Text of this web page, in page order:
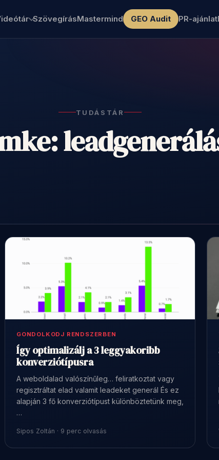
SzövegírásMastermind GEO Audit PR-ajánlat
TUDÁSTÁR
GONDOLKODJ RENDSZERBEN
Így optimalizálj a 3 leggyakoribb
konverziótípusra
A weboldalad valószínűleg… feliratkoztat vagy
regisztráltat elad valamit leadeket generál És ez
alapján 3 fő konverziótípust különböztetünk meg,
…
Sipos Zoltán · 9 perc olvasás